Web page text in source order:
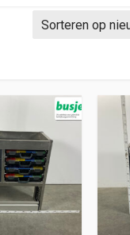
op nieuwste